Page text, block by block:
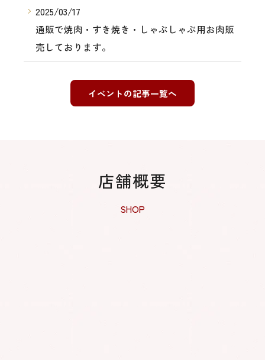
2025/03/17
通販で焼肉・すき焼き・しゃぶしゃぶ用お肉販
売しております。
イベントの記事一覧へ
店舗概要
SHOP